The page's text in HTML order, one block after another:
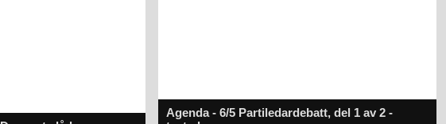
Agenda - 6/5 Partiledardebatt, del 1 av 2 -